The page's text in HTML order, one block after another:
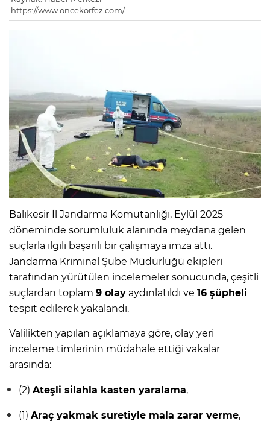
https://www.oncekorfez.com/
Balıkesir İl Jandarma Komutanlığı, Eylül 2025
döneminde sorumluluk alanında meydana gelen
suçlarla ilgili başarılı bir çalışmaya imza attı.
Jandarma Kriminal Şube Müdürlüğü ekipleri
tarafından yürütülen incelemeler sonucunda, çeşitli
suçlardan toplam 9 olay aydınlatıldı ve 16 şüpheli
tespit edilerek yakalandı.
Valilikten yapılan açıklamaya göre, olay yeri
inceleme timlerinin müdahale ettiği vakalar
arasında:
(2) Ateşli silahla kasten yaralama,
(1) Araç yakmak suretiyle mala zarar verme,